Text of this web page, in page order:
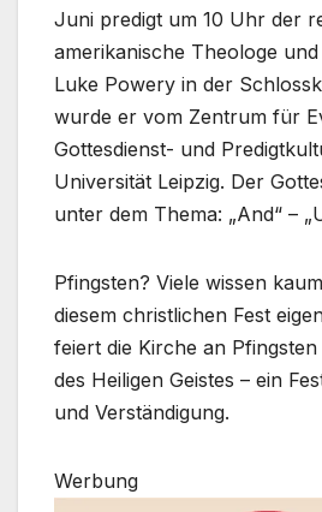
Juni predigt um 10 Uhr der
amerikanische Theologe
Luke Powery in der
wurde er vom Zentrum für
Gottesdienst- und
Universität Leipzig. Der
unter dem Thema: „And“ –
Pfingsten? Viele wissen
diesem christlichen Fest
feiert die Kirche an
des Heiligen Geistes – ein
und Verständigung.
Werbung